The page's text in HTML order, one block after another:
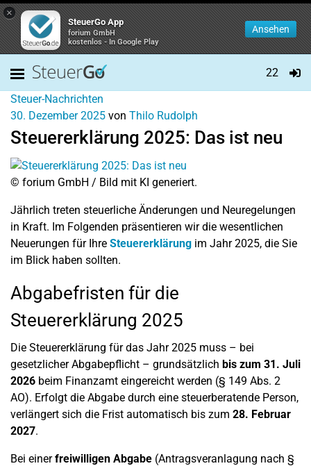
×
SteuerGo App
forium GmbH
kostenlos - In Google Play
Ansehen
22
Steuer-Nachrichten
30. Dezember 2025 von Thilo Rudolph
Steuererklärung 2025: Das ist neu
© forium GmbH / Bild mit KI generiert.
Jährlich treten steuerliche Änderungen und Neuregelungen
in Kraft. Im Folgenden präsentieren wir die wesentlichen
Neuerungen für Ihre Steuererklärung im Jahr 2025, die Sie
im Blick haben sollten.
Abgabefristen für die
Steuererklärung 2025
Die Steuererklärung für das Jahr 2025 muss – bei
gesetzlicher Abgabepflicht – grundsätzlich bis zum 31. Juli
2026 beim Finanzamt eingereicht werden (§ 149 Abs. 2
AO). Erfolgt die Abgabe durch eine steuerberatende Person,
verlängert sich die Frist automatisch bis zum 28. Februar
2027.
Bei einerfreiwilligen Abgabe (Antragsveranlagung nach §